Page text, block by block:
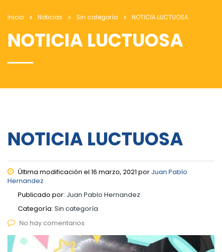
Inicio Noticias Sin categoría NOTICIA LUCTUOSA
NOTICIA LUCTUOSA
NOTICIA LUCTUOSA
Última modificación el 16 marzo, 2021 por Juan Pablo
Hernandez
Publicado por: Juan Pablo Hernandez
Categoría: Sin categoría
No hay comentarios